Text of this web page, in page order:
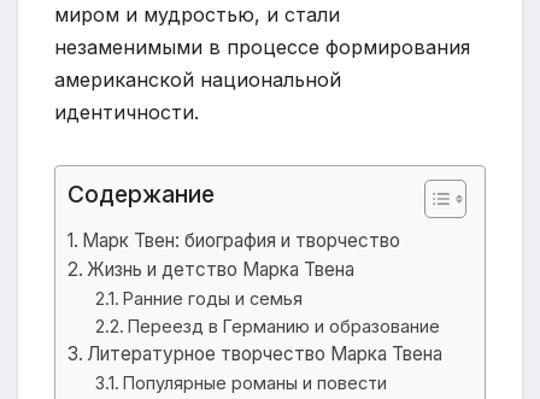
миром и мудростью, и стали
незаменимыми в процессе формирования
американской национальной
идентичности.
Содержание
Марк Твен: биография и творчество
Жизнь и детство Марка Твена
Ранние годы и семья
Переезд в Германию и образование
Литературное творчество Марка Твена
Популярные романы и повести